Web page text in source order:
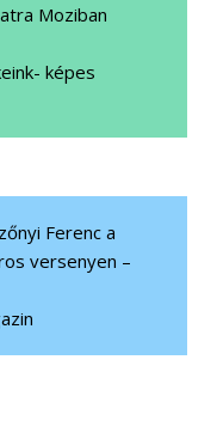
Moziban
képes
Ferenc a
versenyen –